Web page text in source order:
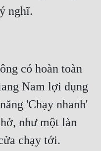
nghĩ.
có hoàn toàn
Nam lợi dụng
'Chạy nhanh'
như một làn
chạy tới.